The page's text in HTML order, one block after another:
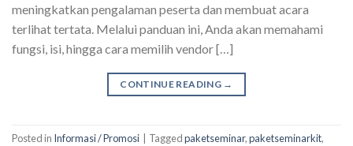
meningkatkan pengalaman peserta dan membuat acara
terlihat tertata. Melalui panduan ini, Anda akan memahami
fungsi, isi, hingga cara memilih vendor […]
CONTINUE READING →
Posted in Informasi / Promosi Taggedpaketseminar,paketseminarkit,